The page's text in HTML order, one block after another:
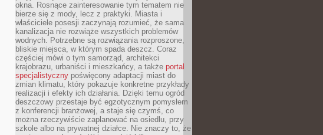
okna. Rosnące zainteresowanie tym tematem nie
bierze się z mody, lecz z praktyki. Miasta i
właściciele posesji zaczynają rozumieć, że sama
kanalizacja nie rozwiąże wszystkich problemów
wodnych. Potrzebne są rozwiązania rozproszone,
bliskie miejsca, w którym spada deszcz. Coraz
częściej mówi o tym samorząd, architekci
krajobrazu, urbaniści i mieszkańcy, a także portal
specjalistyczny poświęcony adaptacji miast do
zmian klimatu, który pokazuje konkretne przykłady
realizacji i efekty ich działania. Dzięki temu ogród
deszczowy przestaje być egzotycznym pomysłem
z konferencji branżowej, a staje się czymś, co
można rzeczywiście zaplanować na osiedlu, przy
szkole albo na prywatnej działce. Nie znaczy to, że